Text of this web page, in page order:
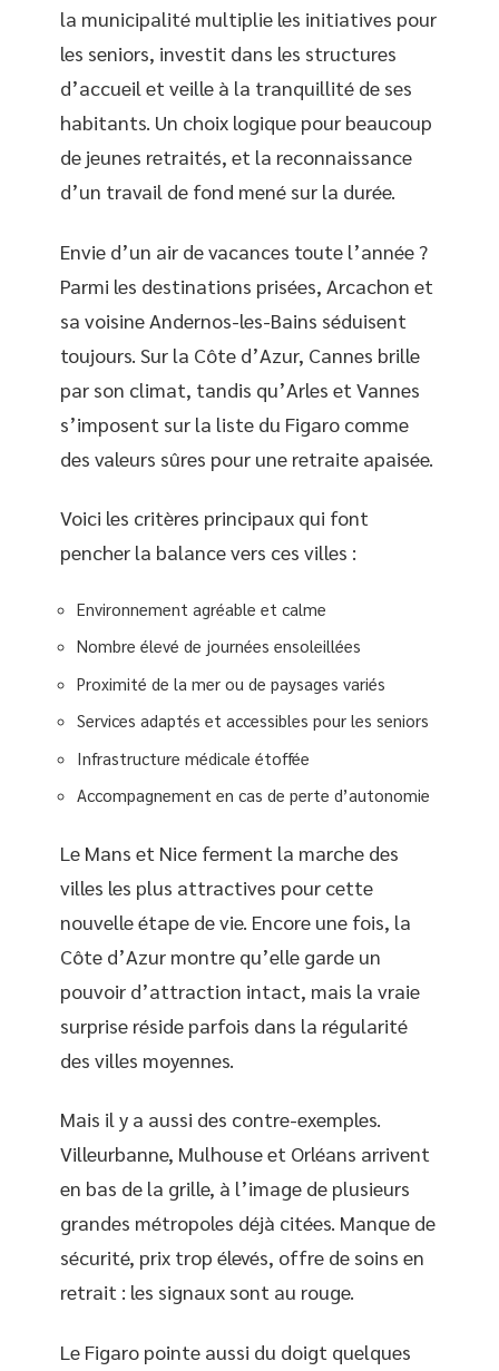
la municipalité multiplie les initiatives pour
les seniors, investit dans les structures
d’accueil et veille à la tranquillité de ses
habitants. Un choix logique pour beaucoup
de jeunes retraités, et la reconnaissance
d’un travail de fond mené sur la durée.
Envie d’un air de vacances toute l’année ?
Parmi les destinations prisées, Arcachon et
sa voisine Andernos-les-Bains séduisent
toujours. Sur la Côte d’Azur, Cannes brille
par son climat, tandis qu’Arles et Vannes
s’imposent sur la liste du Figaro comme
des valeurs sûres pour une retraite apaisée.
Voici les critères principaux qui font
pencher la balance vers ces villes :
Environnement agréable et calme
Nombre élevé de journées ensoleillées
Proximité de la mer ou de paysages variés
Services adaptés et accessibles pour les seniors
Infrastructure médicale étoffée
Accompagnement en cas de perte d’autonomie
Le Mans et Nice ferment la marche des
villes les plus attractives pour cette
nouvelle étape de vie. Encore une fois, la
Côte d’Azur montre qu’elle garde un
pouvoir d’attraction intact, mais la vraie
surprise réside parfois dans la régularité
des villes moyennes.
Mais il y a aussi des contre-exemples.
Villeurbanne, Mulhouse et Orléans arrivent
en bas de la grille, à l’image de plusieurs
grandes métropoles déjà citées. Manque de
sécurité, prix trop élevés, offre de soins en
retrait : les signaux sont au rouge.
Le Figaro pointe aussi du doigt quelques